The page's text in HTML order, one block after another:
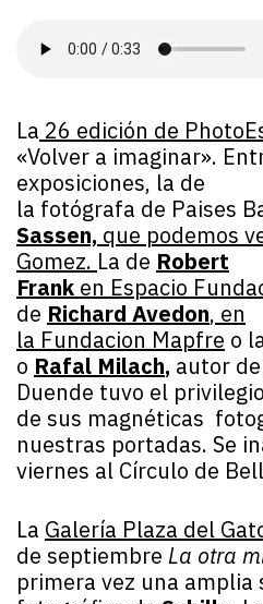
La 26 edición de
«Volver a imaginar».
exposiciones, la de
la fotógrafa de Paises
Sassen, que podemos
Gomez. La de Robert
Frank en Espacio
de Richard Avedon, en
la Fundacion Mapfre o
o Rafal Milach, autor
Duende tuvo el
de sus magnéticas
nuestras portadas. Se
viernes al Círculo de
La Galería Plaza del
de septiembre La otra
primera vez una amplia